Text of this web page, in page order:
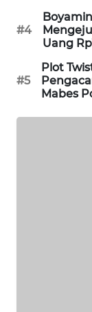
#4
Uang
#5
Plot
Mabes
WAHANA
HEALTH
WAHANA
DESA
WISATA